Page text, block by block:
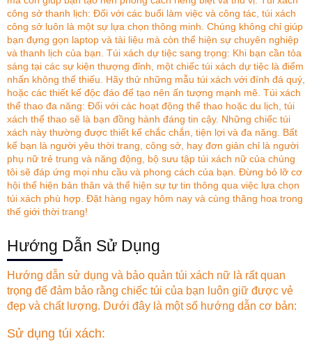
công sở thanh lịch: Đối với các buổi làm việc và công tác, túi xách
công sở luôn là một sự lựa chọn thông minh. Chúng không chỉ giúp
bạn đựng gọn laptop và tài liệu mà còn thể hiện sự chuyên nghiệp
và thanh lịch của bạn. Túi xách dự tiệc sang trọng: Khi bạn cần tỏa
sáng tại các sự kiện thượng đỉnh, một chiếc túi xách dự tiệc là điểm
nhấn không thể thiếu. Hãy thử những mẫu túi xách với đính đá quý,
hoặc các thiết kế độc đáo để tạo nên ấn tượng mạnh mẽ. Túi xách
thể thao đa năng: Đối với các hoạt động thể thao hoặc du lịch, túi
xách thể thao sẽ là bạn đồng hành đáng tin cậy. Những chiếc túi
xách này thường được thiết kế chắc chắn, tiện lợi và đa năng. Bất
kể bạn là người yêu thời trang, công sở, hay đơn giản chỉ là người
phụ nữ trẻ trung và năng động, bộ sưu tập túi xách nữ của chúng
tôi sẽ đáp ứng mọi nhu cầu và phong cách của bạn. Đừng bỏ lỡ cơ
hội thể hiện bản thân và thể hiện sự tự tin thông qua việc lựa chọn
túi xách phù hợp. Đặt hàng ngay hôm nay và cùng thăng hoa trong
thế giới thời trang!
Hướng Dẫn Sử Dụng
Hướng dẫn sử dụng và bảo quản túi xách nữ là rất quan
trọng để đảm bảo rằng chiếc túi của bạn luôn giữ được vẻ
đẹp và chất lượng. Dưới đây là một số hướng dẫn cơ bản:
Sử dụng túi xách: